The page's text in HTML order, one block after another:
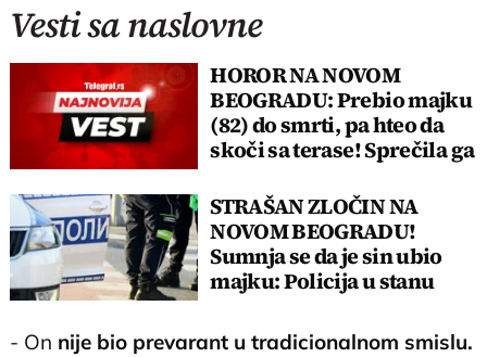
Vesti sa naslovne
HOROR NA NOVOM
BEOGRADU: Prebio majku
(82) do smrti, pa hteo da
skoči sa terase! Sprečila ga
STRAŠAN ZLOČIN NA
NOVOM BEOGRADU!
Sumnja se da je sin ubio
majku: Policija u stanu
- On nije bio prevarant u tradicionalnom smislu.